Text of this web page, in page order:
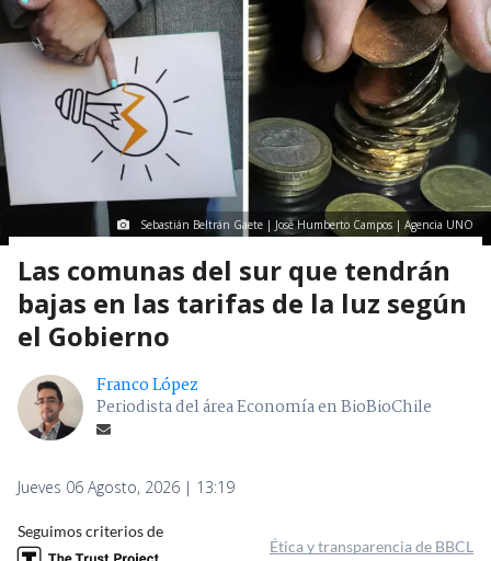
Sebastián Beltrán Gaete | José Humberto Campos | Agencia UNO
Las comunas del sur que tendrán
bajas en las tarifas de la luz según
el Gobierno
Franco López
Periodista del área Economía en BioBioChile
Jueves 06 Agosto, 2026 | 13:19
Seguimos criterios de
Ética y transparencia de BBCL